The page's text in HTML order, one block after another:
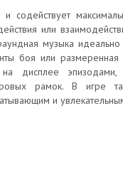
содействует
или
музыка идеально
боя или размеренная
дисплее
рамок. В игре
и